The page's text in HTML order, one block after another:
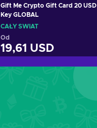
Gift Me Crypto Gift Card 20 USD
Key GLOBAL
CAŁY ŚWIAT
Od
19,61 USD
Dodaj do koszyka
Zobacz oferty